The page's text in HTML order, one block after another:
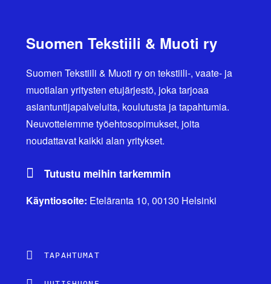
Suomen Tekstiili & Muoti ry
Suomen Tekstiili & Muoti ry on tekstiili-, vaate- ja
muotialan yritysten etujärjestö, joka tarjoaa
asiantuntijapalveluita, koulutusta ja tapahtumia.
Neuvottelemme työehtosopimukset, joita
noudattavat kaikki alan yritykset.
Tutustu meihin tarkemmin
Käyntiosoite: Eteläranta 10, 00130 Helsinki
TAPAHTUMAT